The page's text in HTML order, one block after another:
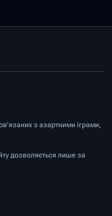
з азартними іграми,
дозволяється лише за